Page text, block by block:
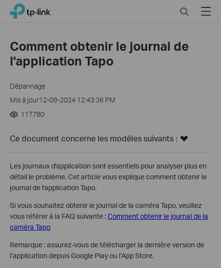
Click
navigation
TP-Link, Reliably Smart SearchMenu
Comment obtenir le journal de
l'application Tapo
Dépannage
Mis à jour12-09-2024 12:43:36 PM
117780
Ce document concerne les modèles suivants :
Les journaux d'application sont essentiels pour analyser plus en
détail le problème. Cet article vous explique comment obtenir le
journal de l'application Tapo.
Si vous souhaitez obtenir le journal de la caméra Tapo, veuillez
vous référer à la FAQ suivante :Comment obtenir le journal de la
caméra Tapo
Remarque : assurez-vous de télécharger la dernière version de
l’application depuis Google Play ou l’App Store.